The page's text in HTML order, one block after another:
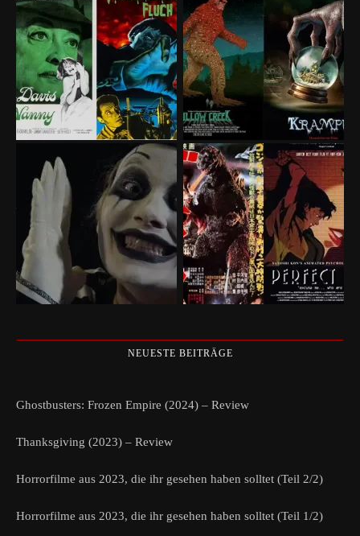
NEUESTE BEITRÄGE
Ghostbusters: Frozen Empire (2024) – Review
Thanksgiving (2023) – Review
Horrorfilme aus 2023, die ihr gesehen haben solltet (Teil 2/2)
Horrorfilme aus 2023, die ihr gesehen haben solltet (Teil 1/2)